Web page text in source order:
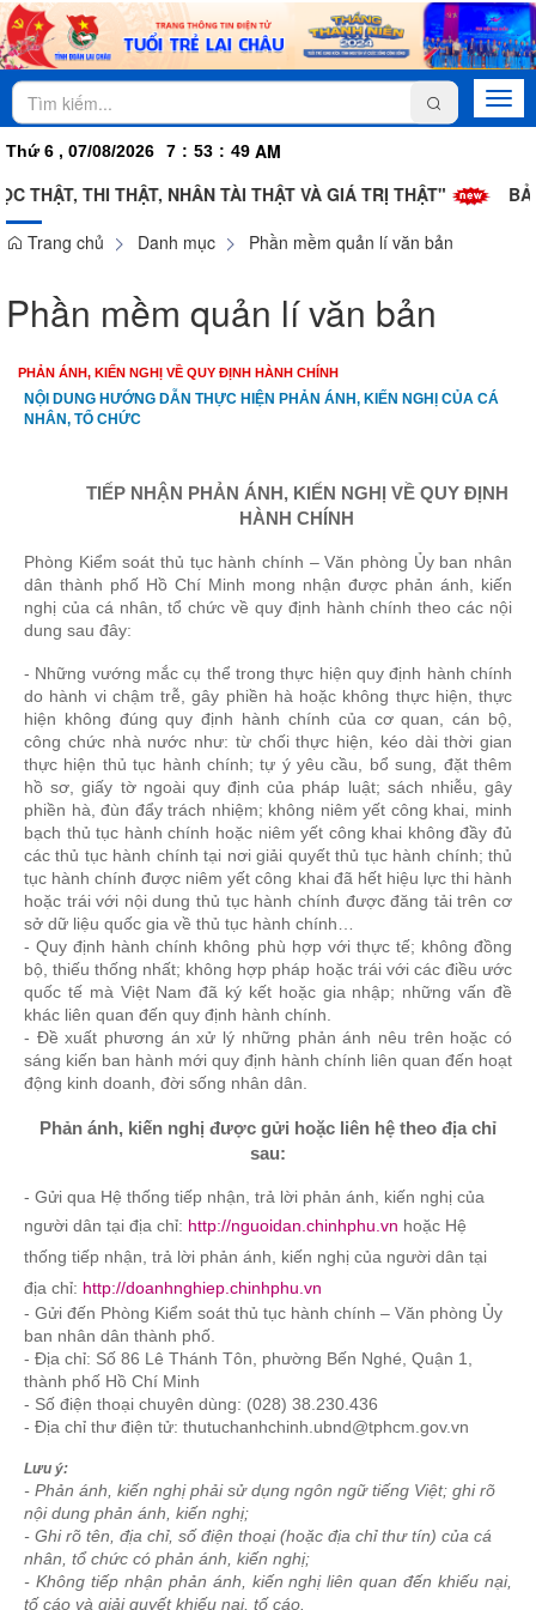
Thứ 6 , 07/08/2026 7 : 53 : 49 AM
THẬT, THI THẬT, NHÂN TÀI THẬT VÀ GIÁ TRỊ THẬT"
Trang chủ
Danh mục Phần mềm quản lí văn bản
Phần mềm quản lí văn bản
PHẢN ÁNH, KIẾN NGHỊ VỀ QUY ĐỊNH HÀNH CHÍNH
NỘI DUNG HƯỚNG DẪN THỰC HIỆN PHẢN ÁNH, KIẾN NGHỊ CỦA CÁ
NHÂN, TỔ CHỨC
TIẾP NHẬN PHẢN ÁNH, KIẾN NGHỊ VỀ QUY ĐỊNH
HÀNH CHÍNH
Phòng Kiểm soát thủ tục hành chính – Văn phòng Ủy ban nhân
dân thành phố Hồ Chí Minh mong nhận được phản ánh, kiến
nghị của cá nhân, tổ chức về quy định hành chính theo các nội
dung sau đây:
- Những vướng mắc cụ thể trong thực hiện quy định hành chính
do hành vi chậm trễ, gây phiền hà hoặc không thực hiện, thực
hiện không đúng quy định hành chính của cơ quan, cán bộ,
công chức nhà nước như: từ chối thực hiện, kéo dài thời gian
thực hiện thủ tục hành chính; tự ý yêu cầu, bổ sung, đặt thêm
hồ sơ, giấy tờ ngoài quy định của pháp luật; sách nhiễu, gây
phiền hà, đùn đẩy trách nhiệm; không niêm yết công khai, minh
bạch thủ tục hành chính hoặc niêm yết công khai không đầy đủ
các thủ tục hành chính tại nơi giải quyết thủ tục hành chính; thủ
tục hành chính được niêm yết công khai đã hết hiệu lực thi hành
hoặc trái với nội dung thủ tục hành chính được đăng tải trên cơ
sở dữ liệu quốc gia về thủ tục hành chính…
- Quy định hành chính không phù hợp với thực tế; không đồng
bộ, thiếu thống nhất; không hợp pháp hoặc trái với các điều ước
quốc tế mà Việt Nam đã ký kết hoặc gia nhập; những vấn đề
khác liên quan đến quy định hành chính.
- Đề xuất phương án xử lý những phản ánh nêu trên hoặc có
sáng kiến ban hành mới quy định hành chính liên quan đến hoạt
động kinh doanh, đời sống nhân dân.
Phản ánh, kiến nghị được gửi hoặc liên hệ theo địa chỉ
sau:
- Gửi qua Hệ thống tiếp nhận, trả lời phản ánh, kiến nghị của
người dân tại địa chỉ: http://nguoidan.chinhphu.vn hoặc Hệ
thống tiếp nhận, trả lời phản ánh, kiến nghị của người dân tại
địa chỉ: http://doanhnghiep.chinhphu.vn
- Gửi đến Phòng Kiểm soát thủ tục hành chính – Văn phòng Ủy
ban nhân dân thành phố.
- Địa chỉ: Số 86 Lê Thánh Tôn, phường Bến Nghé, Quận 1,
thành phố Hồ Chí Minh
- Số điện thoại chuyên dùng: (028) 38.230.436
- Địa chỉ thư điện tử: thutuchanhchinh.ubnd@tphcm.gov.vn
Lưu ý:
- Phản ánh, kiến nghị phải sử dụng ngôn ngữ tiếng Việt; ghi rõ
nội dung phản ánh, kiến nghị;
- Ghi rõ tên, địa chỉ, số điện thoại (hoặc địa chỉ thư tín) của cá
nhân, tổ chức có phản ánh, kiến nghị;
- Không tiếp nhận phản ánh, kiến nghị liên quan đến khiếu nại,
tố cáo và giải quyết khiếu nại, tố cáo.